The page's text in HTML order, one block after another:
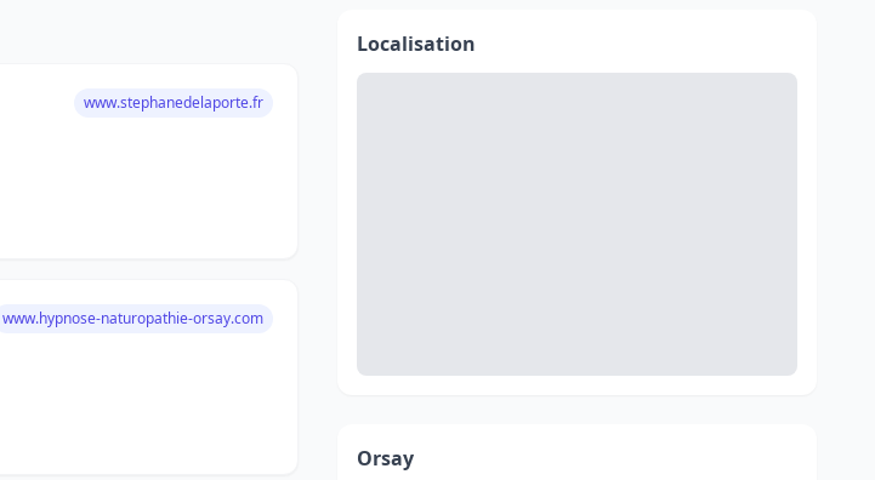
www.stephanedelaporte.fr
www.hypnose-naturopathie-orsay.com
Localisation
Orsay